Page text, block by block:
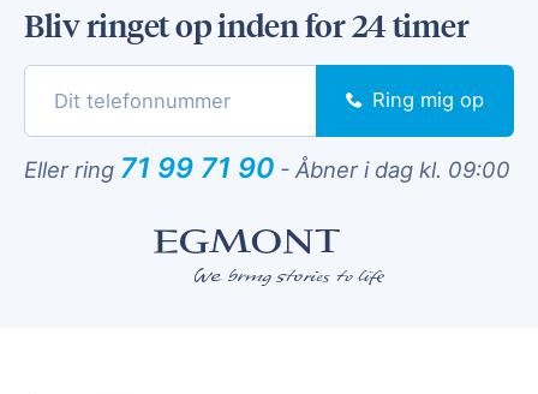
Bliv ringet op inden for 24 timer
Ring mig op
Eller ring 71 99 71 90 - Åbner i dag kl. 09:00